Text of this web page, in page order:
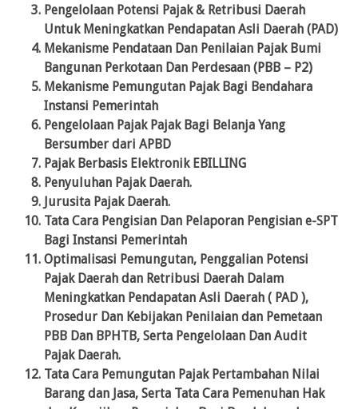
Pengelolaan Potensi Pajak & Retribusi Daerah
Untuk Meningkatkan Pendapatan Asli Daerah (PAD)
Mekanisme Pendataan Dan Penilaian Pajak Bumi
Bangunan Perkotaan Dan Perdesaan (PBB – P2)
Mekanisme Pemungutan Pajak Bagi Bendahara
Instansi Pemerintah
Pengelolaan Pajak Pajak Bagi Belanja Yang
Bersumber dari APBD
Pajak Berbasis Elektronik EBILLING
Penyuluhan Pajak Daerah.
Jurusita Pajak Daerah.
Tata Cara Pengisian Dan Pelaporan Pengisian e-SPT
Bagi Instansi Pemerintah
Optimalisasi Pemungutan, Penggalian Potensi
Pajak Daerah dan Retribusi Daerah Dalam
Meningkatkan Pendapatan Asli Daerah ( PAD ),
Prosedur Dan Kebijakan Penilaian dan Pemetaan
PBB Dan BPHTB, Serta Pengelolaan Dan Audit
Pajak Daerah.
Tata Cara Pemungutan Pajak Pertambahan Nilai
Barang dan Jasa, Serta Tata Cara Pemenuhan Hak